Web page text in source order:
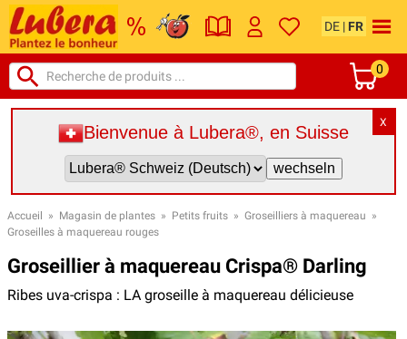
DE | FR
0
X
Bienvenue à Lubera®, en Suisse
Accueil » Magasin de plantes » Petits fruits » Groseilliers à maquereau »
Groseilles à maquereau rouges
Groseillier à maquereau Crispa® Darling
Ribes uva-crispa : LA groseille à maquereau délicieuse